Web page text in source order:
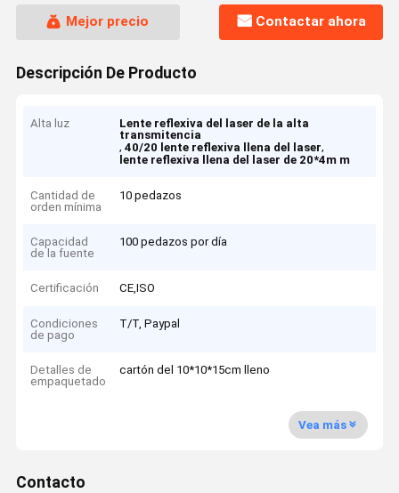
Mejor precio Contactar ahora
Descripción De Producto
Alta luz
Lente reflexiva del laser de la alta
transmitencia
,40/20 lente reflexiva llena del laser,
lente reflexiva llena del laser de 20*4m m
Cantidad de
orden mínima
10 pedazos
Capacidad
de la fuente
100 pedazos por día
Certificación CE,ISO
Condiciones
de pago
T/T, Paypal
Detalles de
empaquetado
cartón del 10*10*15cm lleno
Vea más
Contacto